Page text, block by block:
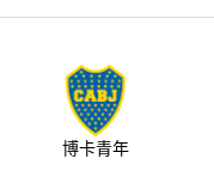
博卡青年